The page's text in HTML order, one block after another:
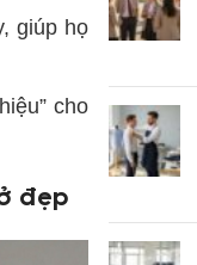
giúp họ
cho
đẹp